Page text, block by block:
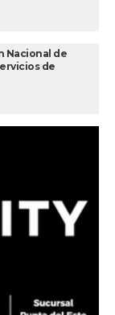
Nacional de
de